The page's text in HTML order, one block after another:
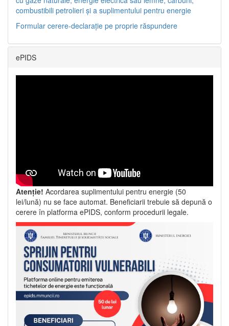
combustibili petrolieri și a suplimentului pentru energie
Formular cerere-declarație pe proprie răspundere
ePIDS
Atenție! Acordarea suplimentului pentru energie (50
lei/lună) nu se face automat. Beneficiarii trebuie să depună o
cerere în platforma ePIDS, conform procedurii legale.